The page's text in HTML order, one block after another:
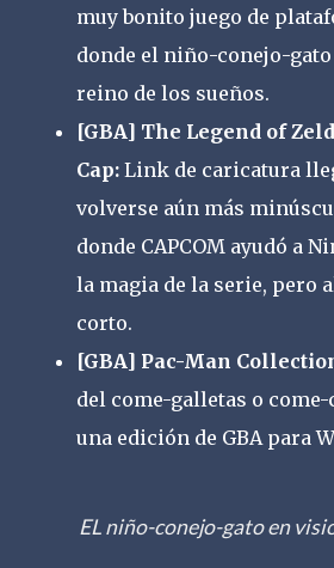
muy bonito juego de
donde el niño-conejo-gato
reino de los sueños.
[GBA] The Legend of
Cap: Link de caricatura
volverse aún más
donde CAPCOM ayudó a
la magia de la serie, pero
corto.
[GBA] Pac-Man
del come-galletas o come-
una edición de GBA para
EL niño-conejo-gato en